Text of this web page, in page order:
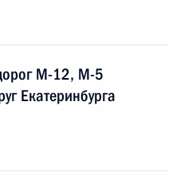
М-12, М-5
Екатеринбурга